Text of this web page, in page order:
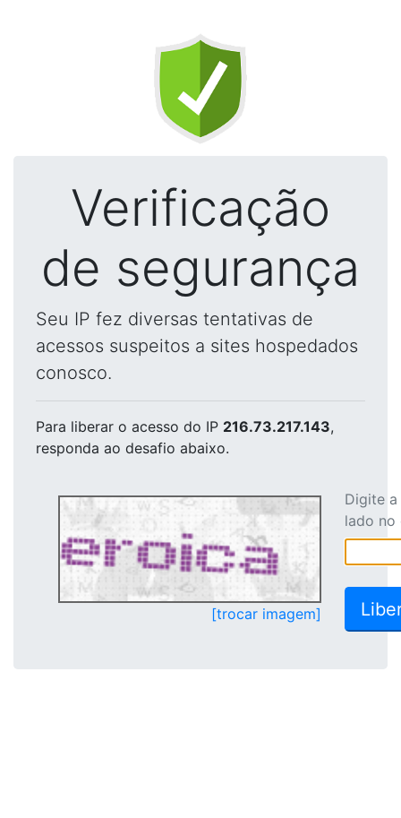
Verificação
de segurança
Seu IP fez diversas tentativas de
acessos suspeitos a sites hospedados
conosco.
Para liberar o acesso do IP 216.73.217.143,
responda ao desafio abaixo.
[trocar imagem]
Digite
lado no